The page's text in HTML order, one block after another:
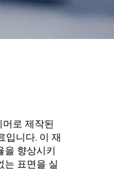
로 제작된
입니다. 이 재
을 향상시키
는 표면을 실